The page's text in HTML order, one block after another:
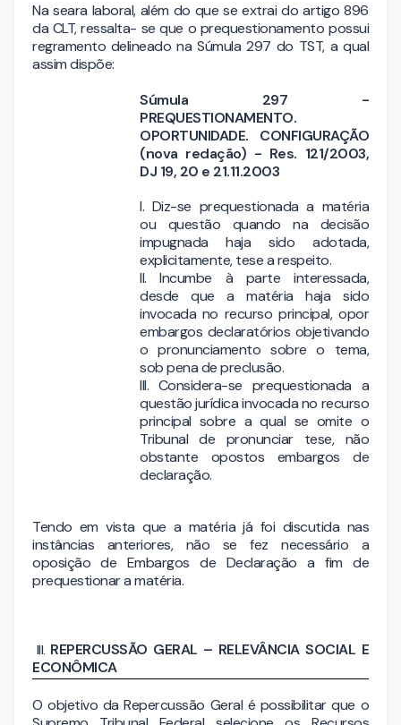
Na seara laboral, além do que se extrai do artigo 896
da CLT, ressalta- se que o prequestionamento possui
regramento delineado na Súmula 297 do TST, a qual
assim dispõe:
Súmula 297 -
PREQUESTIONAMENTO.
OPORTUNIDADE. CONFIGURAÇÃO
(nova redação) - Res. 121/2003,
DJ 19, 20 e 21.11.2003
I. Diz-se prequestionada a matéria
ou questão quando na decisão
impugnada haja sido adotada,
explicitamente, tese a respeito.
II. Incumbe à parte interessada,
desde que a matéria haja sido
invocada no recurso principal, opor
embargos declaratórios objetivando
o pronunciamento sobre o tema,
sob pena de preclusão.
III. Considera-se prequestionada a
questão jurídica invocada no recurso
principal sobre a qual se omite o
Tribunal de pronunciar tese, não
obstante opostos embargos de
declaração.
Tendo em vista que a matéria já foi discutida nas
instâncias anteriores, não se fez necessário a
oposição de Embargos de Declaração a fim de
prequestionar a matéria.
REPERCUSSÃO GERAL – RELEVÂNCIA SOCIAL E
ECONÔMICA
O objetivo da Repercussão Geral é possibilitar que o